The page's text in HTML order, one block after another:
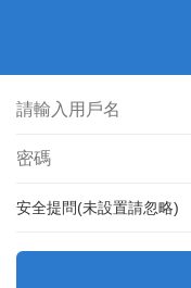
安全提問(未設置請忽略)